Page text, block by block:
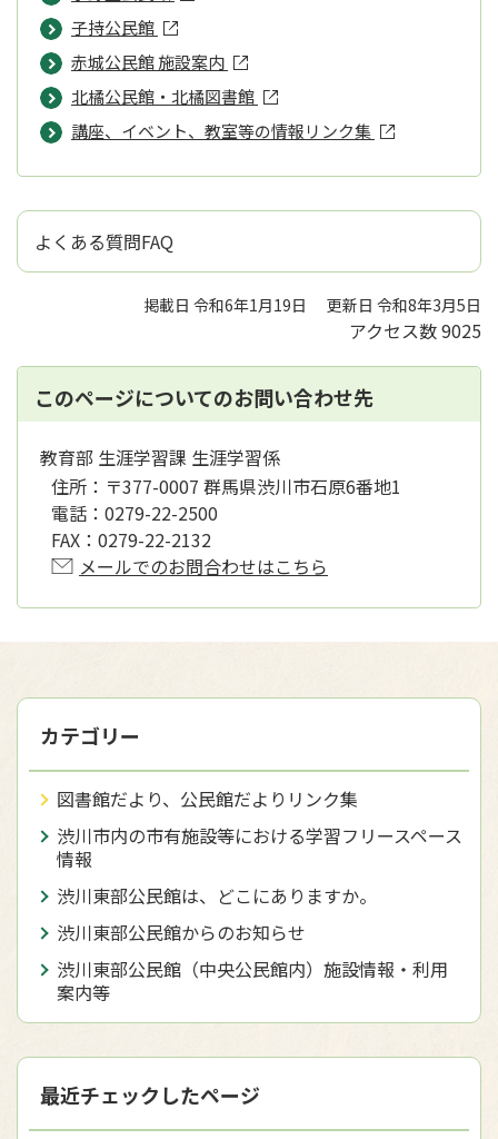
子持公民館
赤城公民館 施設案内
北橘公民館・北橘図書館
講座、イベント、教室等の情報リンク集
よくある質問FAQ
掲載日 令和6年1月19日 更新日 令和8年3月5日
アクセス数9025
このページについてのお問い合わせ先
教育部 生涯学習課 生涯学習係
住所： 〒377-0007 群馬県渋川市石原6番地1
電話： 0279-22-2500
FAX： 0279-22-2132
メールでのお問合わせはこちら
カテゴリー
図書館だより、公民館だよりリンク集
渋川市内の市有施設等における学習フリースペース
情報
渋川東部公民館は、どこにありますか。
渋川東部公民館からのお知らせ
渋川東部公民館（中央公民館内）施設情報・利用
案内等
最近チェックしたページ